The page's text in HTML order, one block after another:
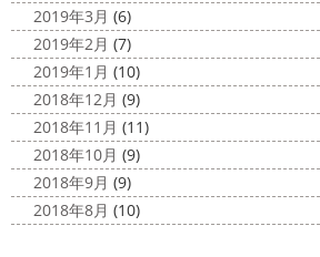
2019年3月 (6)
2019年2月 (7)
2019年1月 (10)
2018年12月 (9)
2018年11月 (11)
2018年10月 (9)
2018年9月 (9)
2018年8月 (10)